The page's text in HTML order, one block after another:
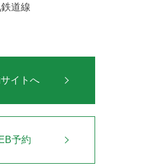
道線
イトへ
予約